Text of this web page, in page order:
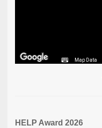
Map Data
HELP Award 2026